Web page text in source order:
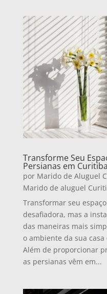
Transforme Seu
Persianas em
por Marido de Aluguel
Marido de aluguel
Transformar seu
desafiadora, mas a
das maneiras mais
o ambiente da sua
Além de proporcionar
as persianas vêm em...